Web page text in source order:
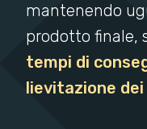
mantenendo
prodotto finale,
tempi di
lievitazione